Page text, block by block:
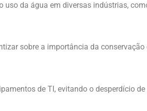
uso da água em diversas indústrias,
sobre a importância da
de TI, evitando o desperdício